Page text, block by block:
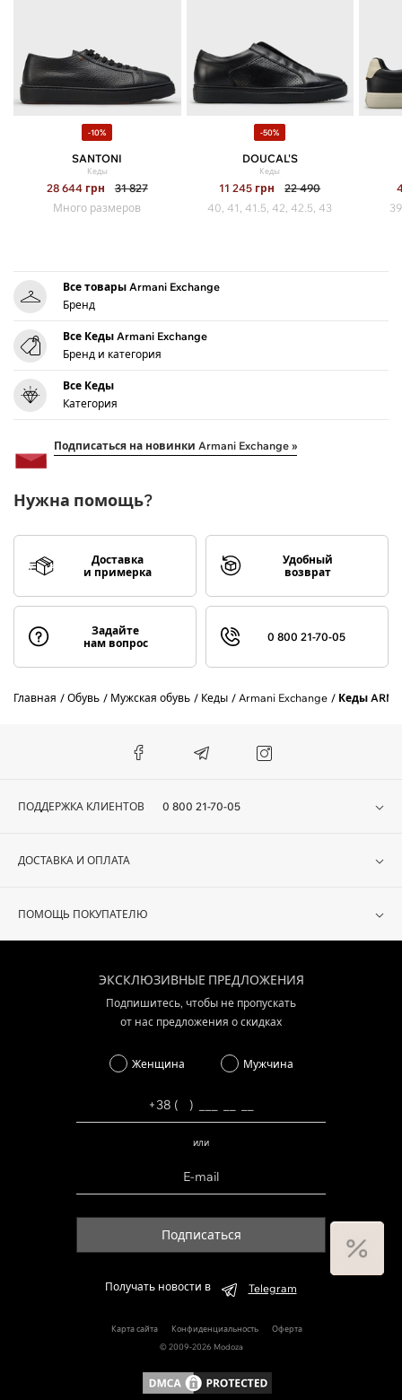
-10%
SANTONI
Кеды
28 644 грн
31 827
Много размеров
-50%
DOUCAL'S
Кеды
11 245 грн
22 490
40, 41, 41.5, 42, 42.5, 43
Все товары Armani Exchange
Бренд
Все Кеды Armani Exchange
Бренд и категория
Все Кеды
Категория
Подписаться на новинки Armani Exchange »
Нужна помощь?
Доставка
и примерка
Удобный
возврат
Задайте
нам вопрос
0 800 21-70-05
Главная Обувь Мужская обувь Кеды Armani Exchange Кеды
ПОДДЕРЖКА КЛИЕНТОВ 0 800 21-70-05
ДОСТАВКА И ОПЛАТА
ПОМОЩЬ ПОКУПАТЕЛЮ
ЭКСКЛЮЗИВНЫЕ ПРЕДЛОЖЕНИЯ
Подпишитесь, чтобы не пропускать
от нас предложения о скидках
Женщина Мужчина
или
Подписаться
Получать новости в Telegram
Карта сайта Конфиденциальность
Оферта
© 2009-2026 Modoza